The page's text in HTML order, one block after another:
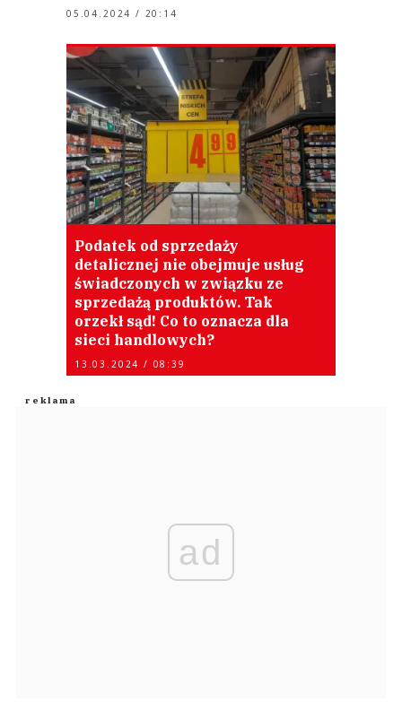
05.04.2024 / 20:14
Podatek od sprzedaży
detalicznej nie obejmuje usług
świadczonych w związku ze
sprzedażą produktów. Tak
orzekł sąd! Co to oznacza dla
sieci handlowych?
13.03.2024 / 08:39
ad